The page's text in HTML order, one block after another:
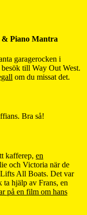
Piano Mantra
garagerocken i
till Way Out West.
om du missat det.
Bra så!
kafferep, en
och Victoria när de
All Boats. Det var
hjälp av Frans, en
på en film om hans